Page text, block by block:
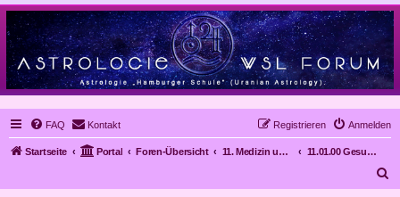
FAQ Kontakt Anmelden
Registrieren
Startseite Portal Foren-Übersicht 11. Medizin und Astrologie
11.01.00 Gesundheit, Krankheit (SO/SO, SO/JU, SO/SA, SO/NE, SO/HA)